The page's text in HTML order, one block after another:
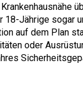
18-Jährige sogar
auf dem Plan
oder